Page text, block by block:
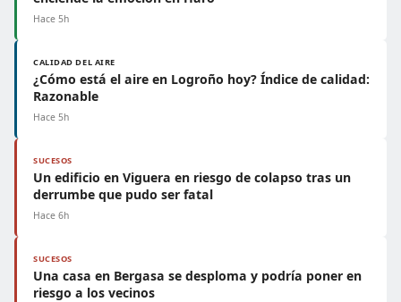
Hace 5h
CALIDAD DEL AIRE
¿Cómo está el aire en Logroño hoy? Índice de calidad:
Razonable
Hace 5h
SUCESOS
Un edificio en Viguera en riesgo de colapso tras un
derrumbe que pudo ser fatal
Hace 6h
SUCESOS
Una casa en Bergasa se desploma y podría poner en
riesgo a los vecinos